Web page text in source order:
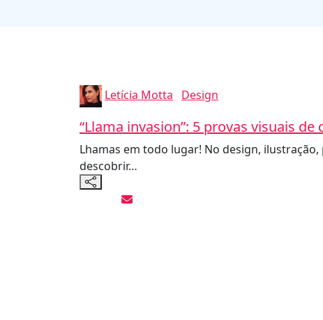
Letícia Motta Design
“Llama invasion”: 5 provas visuais
Lhamas em todo lugar! No design,
descobrir…